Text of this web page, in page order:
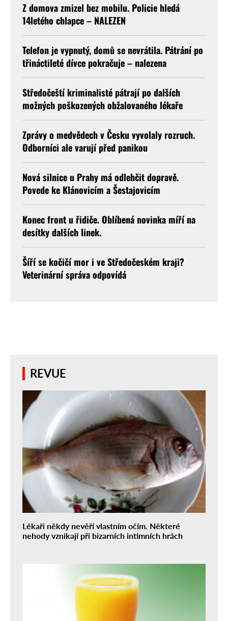
Z domova zmizel bez mobilu. Policie hledá
14letého chlapce – NALEZEN
Telefon je vypnutý, domů se nevrátila. Pátrání po
třináctileté dívce pokračuje – nalezena
Středočeští kriminalisté pátrají po dalších
možných poškozených obžalovaného lékaře
Zprávy o medvědech v Česku vyvolaly rozruch.
Odborníci ale varují před panikou
Nová silnice u Prahy má odlehčit dopravě.
Povede ke Klánovicím a Šestajovicím
Konec front u řidiče. Oblíbená novinka míří na
desítky dalších linek.
Šíří se kočičí mor i ve Středočeském kraji?
Veterinární správa odpovídá
REVUE
Lékaři někdy nevěří vlastním očím. Některé
nehody vznikají při bizarních intimních hrách